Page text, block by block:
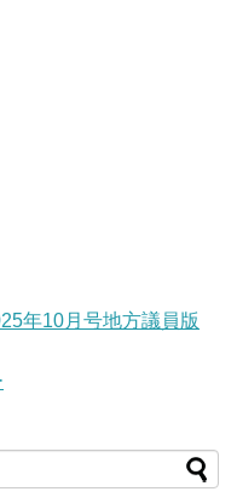
年10月号地方議員版